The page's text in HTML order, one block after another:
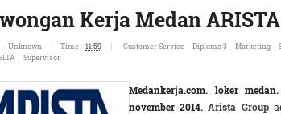
Kerja Medan
- Unknown Time - 11:59 Customer Service Diploma 3 Marketing
Supervisor
Medankerja.com. loker medan.
november 2014. Arista Group